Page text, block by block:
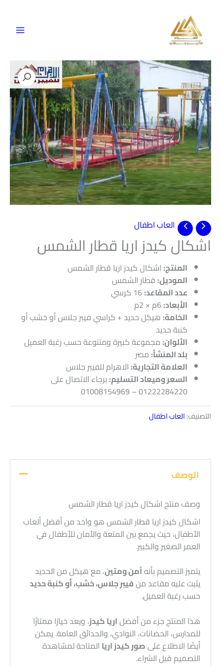
المحتوى
العاب اطفال
اشكال كيدز اريا قطار الشمس
المنتج: اشكال كيدز اريا قطار الشمس
الموديل: قطار الشمس
عدد المقاعد:
الأبعاد:
الخامة: هيكل حديد + كراسي فيبر جلاس أو خشب أو
كنبة حديد
الألوان: مجموعة كبيرة ومتنوعة حسب رغبة العميل
بلد المنشأ: مصر
العلامة التجارية: الاهرام للفيبر جلاس
السعر وميعاد التسليم: برجاء الاتصال على
01222284220 – 01008154969
التصنيف:العاب اطفال
الوصف
وصف منتج اشكال كيدز اريا قطار الشمس
اشكال كيدز اريا قطار الشمس هو واحد من أفضل ألعاب
الأطفال، حيث يجمع بين المتعة والأمان للأطفال في
العمر الصغير والكبير.
يتميز التصميم بأنهآمن ومتين، مع هيكل من الحديد
يثبت عليه مقاعد منفيبر جلاس، خشب، أو كنبة حديد
حسب رغبة العميل.
هذا المنتج جزء من أفضلاريا كيدز، ويعد خيارًا ممتازًا
للمدارس، الحضانات، النوادي، والحدائق العامة. يمكن
أيضًا الاطلاع علىصور كيدز اريا المتاحة لمشاهدة
التصميم قبل الشراء.